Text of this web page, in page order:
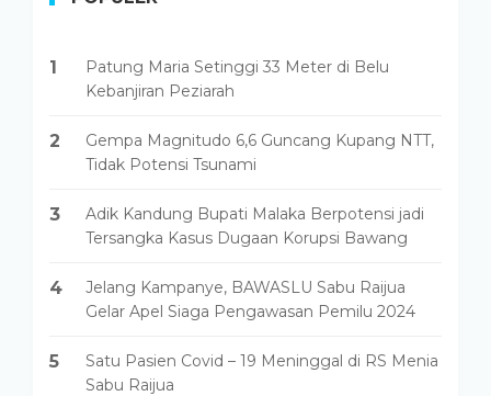
1
Patung Maria Setinggi 33 Meter di Belu
Kebanjiran Peziarah
2
Gempa Magnitudo 6,6 Guncang Kupang NTT,
Tidak Potensi Tsunami
3
Adik Kandung Bupati Malaka Berpotensi jadi
Tersangka Kasus Dugaan Korupsi Bawang
4
Jelang Kampanye, BAWASLU Sabu Raijua
Gelar Apel Siaga Pengawasan Pemilu 2024
5
Satu Pasien Covid – 19 Meninggal di RS Menia
Sabu Raijua